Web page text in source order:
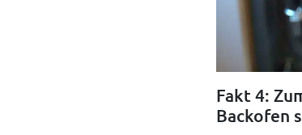
Fakt 4:
Backofen